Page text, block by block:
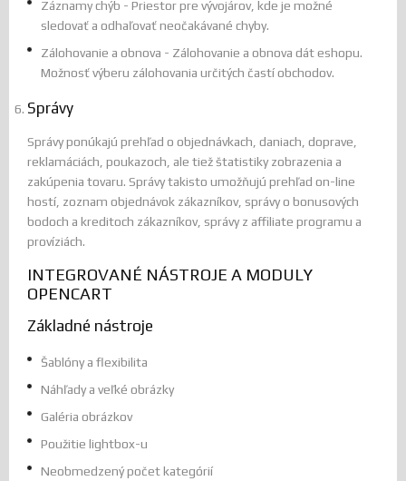
Záznamy chýb - Priestor pre vývojárov, kde je možné
sledovať a odhaľovať neočakávané chyby.
Zálohovanie a obnova - Zálohovanie a obnova dát eshopu.
Možnosť výberu zálohovania určitých častí obchodov.
Správy
Správy ponúkajú prehľad o objednávkach, daniach, doprave,
reklamáciách, poukazoch, ale tiež štatistiky zobrazenia a
zakúpenia tovaru. Správy takisto umožňujú prehľad on-line
hostí, zoznam objednávok zákazníkov, správy o bonusových
bodoch a kreditoch zákazníkov, správy z affiliate programu a
províziách.
INTEGROVANÉ NÁSTROJE A MODULY
OPENCART
Základné nástroje
Šablóny a flexibilita
Náhľady a veľké obrázky
Galéria obrázkov
Použitie lightbox-u
Neobmedzený počet kategórií